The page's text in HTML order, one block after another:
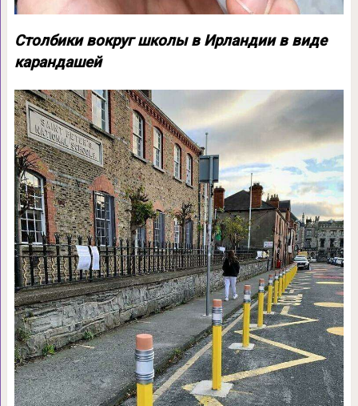
Столбики вокруг школы в Ирландии в виде
карандашей